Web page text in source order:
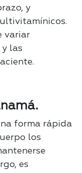
y
variar
las
forma rápida
los
es